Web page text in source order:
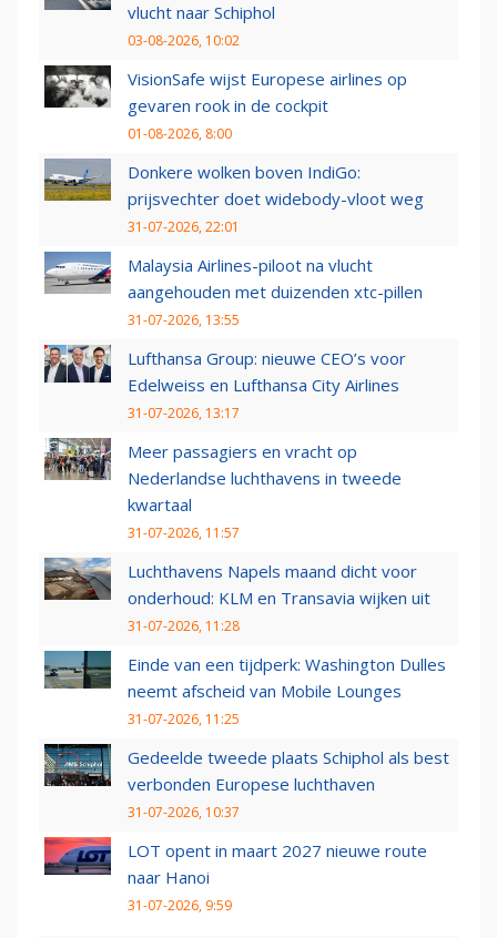
vlucht naar Schiphol
03-08-2026, 10:02
VisionSafe wijst Europese airlines op
gevaren rook in de cockpit
01-08-2026, 8:00
Donkere wolken boven IndiGo:
prijsvechter doet widebody-vloot weg
31-07-2026, 22:01
Malaysia Airlines-piloot na vlucht
aangehouden met duizenden xtc-pillen
31-07-2026, 13:55
Lufthansa Group: nieuwe CEO’s voor
Edelweiss en Lufthansa City Airlines
31-07-2026, 13:17
Meer passagiers en vracht op
Nederlandse luchthavens in tweede
kwartaal
31-07-2026, 11:57
Luchthavens Napels maand dicht voor
onderhoud: KLM en Transavia wijken uit
31-07-2026, 11:28
Einde van een tijdperk: Washington Dulles
neemt afscheid van Mobile Lounges
31-07-2026, 11:25
Gedeelde tweede plaats Schiphol als best
verbonden Europese luchthaven
31-07-2026, 10:37
LOT opent in maart 2027 nieuwe route
naar Hanoi
31-07-2026, 9:59